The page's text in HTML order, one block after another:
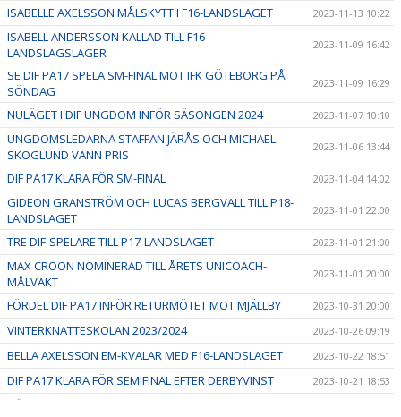
ISABELLE AXELSSON MÅLSKYTT I F16-LANDSLAGET 2023-11-13 10:22
ISABELL ANDERSSON KALLAD TILL F16-
LANDSLAGSLÄGER
2023-11-09 16:42
SE DIF PA17 SPELA SM-FINAL MOT IFK GÖTEBORG PÅ
SÖNDAG
2023-11-09 16:29
NULÄGET I DIF UNGDOM INFÖR SÄSONGEN 2024 2023-11-07 10:10
UNGDOMSLEDARNA STAFFAN JÄRÅS OCH MICHAEL
SKOGLUND VANN PRIS
2023-11-06 13:44
DIF PA17 KLARA FÖR SM-FINAL 2023-11-04 14:02
GIDEON GRANSTRÖM OCH LUCAS BERGVALL TILL P18-
LANDSLAGET
2023-11-01 22:00
TRE DIF-SPELARE TILL P17-LANDSLAGET 2023-11-01 21:00
MAX CROON NOMINERAD TILL ÅRETS UNICOACH-
MÅLVAKT
2023-11-01 20:00
FÖRDEL DIF PA17 INFÖR RETURMÖTET MOT MJÄLLBY 2023-10-31 20:00
VINTERKNATTESKOLAN 2023/2024 2023-10-26 09:19
BELLA AXELSSON EM-KVALAR MED F16-LANDSLAGET 2023-10-22 18:51
DIF PA17 KLARA FÖR SEMIFINAL EFTER DERBYVINST 2023-10-21 18:53
HÖSTLOVSAKTIVITETER - vecka 44